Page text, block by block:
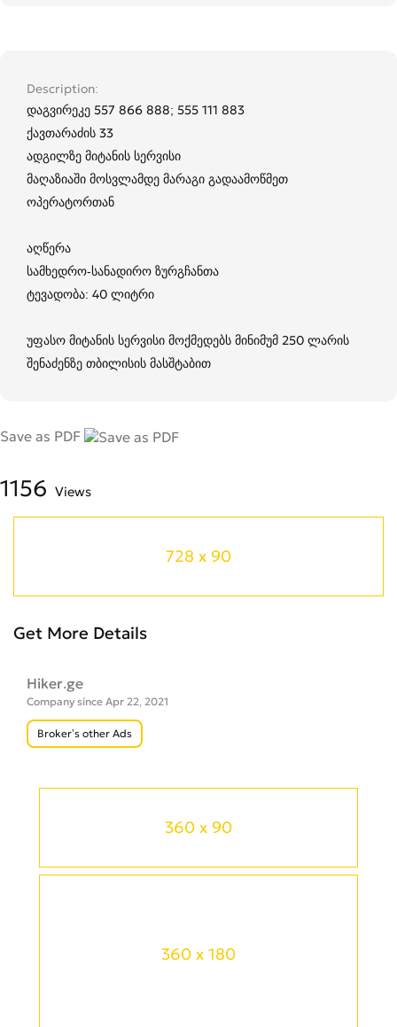
360 x 90
360 x 180
Description
დაგვირეკე 557 866 888; 555 111 883
ქავთარაძის 33
ადგილზე მიტანის სერვისი
მაღაზიაში მოსვლამდე მარაგი გადაამოწმეთ
ოპერატორთან
აღწერა
სამხედრო-სანადირო ზურგჩანთა
ტევადობა: 40 ლიტრი
უფასო მიტანის სერვისი მოქმედებს მინიმუმ 250 ლარის
შენაძენზე თბილისის მასშტაბით
Save as PDF
1156 Views
728 x 90
Get More Details
Hiker.ge
Company since Apr 22, 2021
Broker’s other Ads